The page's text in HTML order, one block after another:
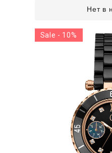
Нет в
Sale - 10%